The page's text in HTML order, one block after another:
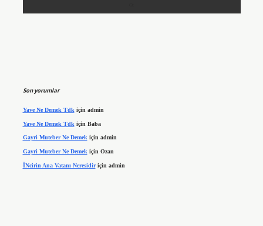
Son yorumlar
Yave Ne Demek Tdk için admin
Yave Ne Demek Tdk için Baba
Gayri Muteber Ne Demekiçin admin
Gayri Muteber Ne Demek için Ozan
İNcirin Ana Vatanı Neresidiriçin admin